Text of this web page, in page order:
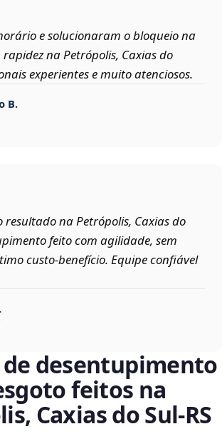
e solucionaram o bloqueio na
na Petrópolis, Caxias do
experientes e muito atenciosos.
B.
resultado na Petrópolis, Caxias do
feito com agilidade, sem
custo-benefício. Equipe confiável
de desentupimento
feitos na
Caxias do Sul‑RS